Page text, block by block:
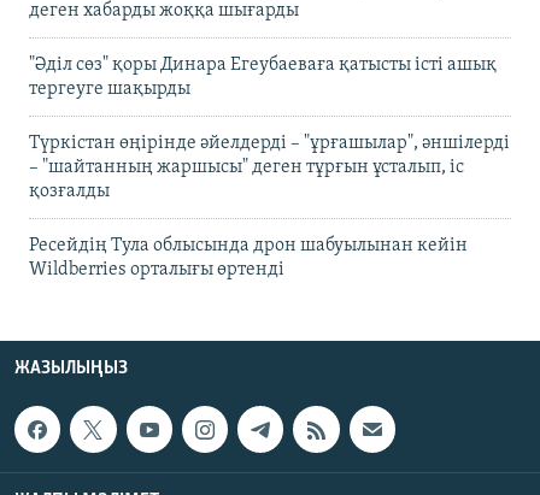
деген хабарды жоққа шығарды
"Әділ сөз" қоры Динара Егеубаеваға қатысты істі ашық
тергеуге шақырды
Түркістан өңірінде әйелдерді – "ұрғашылар", әншілерді
– "шайтанның жаршысы" деген тұрғын ұсталып, іс
қозғалды
Ресейдің Тула облысында дрон шабуылынан кейін
Wildberries орталығы өртенді
ЖАЗЫЛЫҢЫЗ